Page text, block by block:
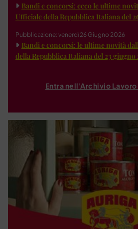
Bandi e concorsi: ecco le ultime
Ufficiale della Repubblica Italiana del
Pubblicazione: venerdì 26 Giugno 2026
Bandi e concorsi: le ultime novità
della Repubblica Italiana del 23 giugno
Entra nell'Archivio